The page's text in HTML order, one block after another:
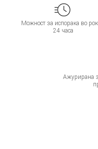
Можност за испорака во
24 часа
Ажурирана